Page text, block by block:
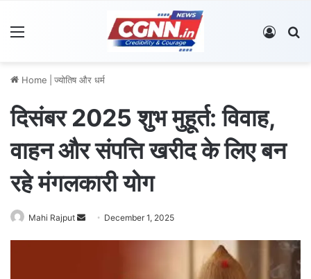
Log In
Home ज्योतिष और धर्म
दिसंबर 2025 शुभ मुहूर्त: विवाह,
वाहन और संपत्ति खरीद के लिए बन
रहे मंगलकारी योग
Mahi Rajput December 1, 2025